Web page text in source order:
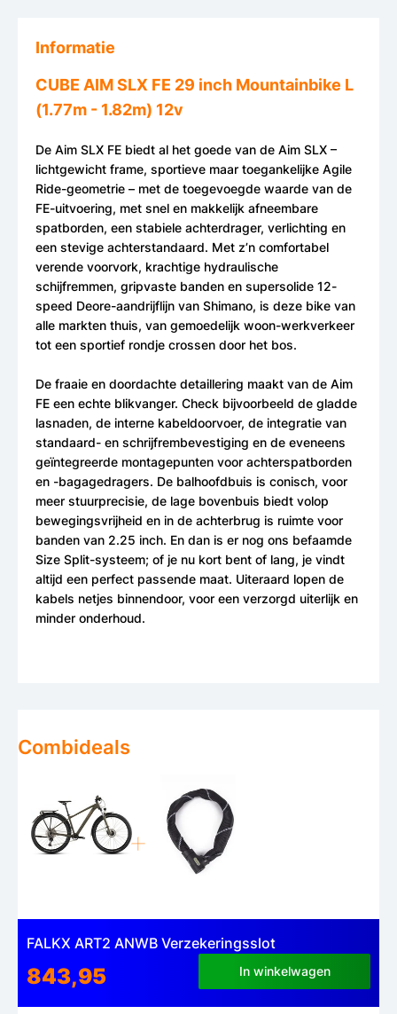
Combideals
FALKX ART2 ANWB Verzekeringsslot
843,95 In winkelwagen
Informatie
CUBE AIM SLX FE 29 inch Mountainbike L
(1.77m - 1.82m) 12v
De Aim SLX FE biedt al het goede van de Aim SLX –
lichtgewicht frame, sportieve maar toegankelijke Agile
Ride-geometrie – met de toegevoegde waarde van de
FE-uitvoering, met snel en makkelijk afneembare
spatborden, een stabiele achterdrager, verlichting en
een stevige achterstandaard. Met z’n comfortabel
verende voorvork, krachtige hydraulische
schijfremmen, gripvaste banden en supersolide 12-
speed Deore-aandrijflijn van Shimano, is deze bike van
alle markten thuis, van gemoedelijk woon-werkverkeer
tot een sportief rondje crossen door het bos.
De fraaie en doordachte detaillering maakt van de Aim
FE een echte blikvanger. Check bijvoorbeeld de gladde
lasnaden, de interne kabeldoorvoer, de integratie van
standaard- en schrijfrembevestiging en de eveneens
geïntegreerde montagepunten voor achterspatborden
en -bagagedragers. De balhoofdbuis is conisch, voor
meer stuurprecisie, de lage bovenbuis biedt volop
bewegingsvrijheid en in de achterbrug is ruimte voor
banden van 2.25 inch. En dan is er nog ons befaamde
Size Split-systeem; of je nu kort bent of lang, je vindt
altijd een perfect passende maat. Uiteraard lopen de
kabels netjes binnendoor, voor een verzorgd uiterlijk en
minder onderhoud.